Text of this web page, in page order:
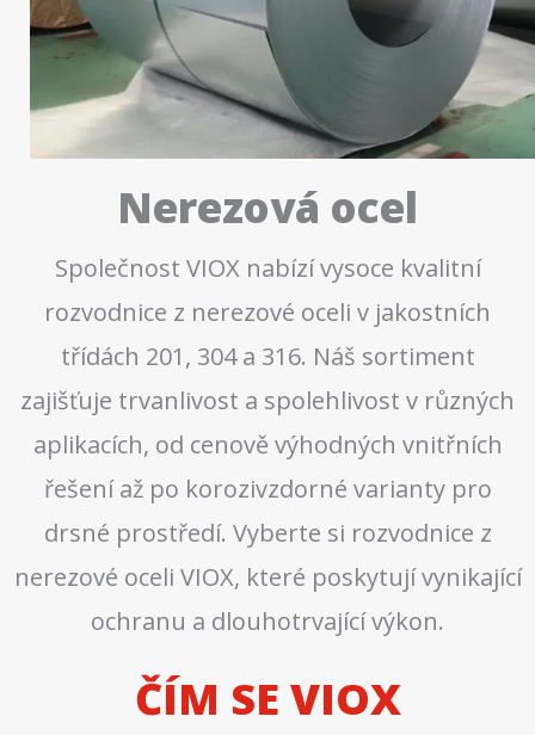
Nerezová ocel
Společnost VIOX nabízí vysoce kvalitní
rozvodnice z nerezové oceli v jakostních
třídách 201, 304 a 316. Náš sortiment
zajišťuje trvanlivost a spolehlivost v různých
aplikacích, od cenově výhodných vnitřních
řešení až po korozivzdorné varianty pro
drsné prostředí. Vyberte si rozvodnice z
nerezové oceli VIOX, které poskytují vynikající
ochranu a dlouhotrvající výkon.
ČÍM SE VIOX